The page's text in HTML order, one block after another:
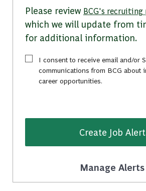
Please review BCG's
which we will update from
for additional information.
I consent to receive email and/or
communications from BCG about
career opportunities.
Create Job Alert
Manage Alerts